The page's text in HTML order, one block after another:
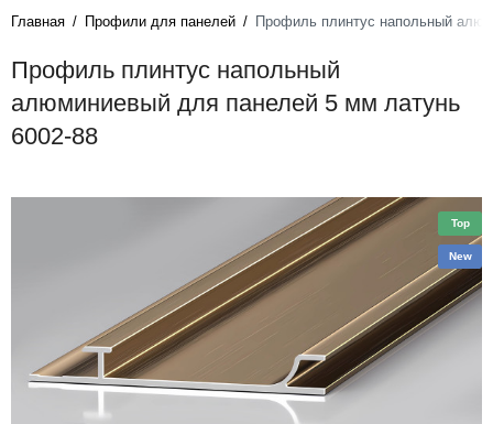
Главная Профили для панелей Профиль плинтус напольный
Профиль плинтус напольный
алюминиевый для панелей 5 мм латунь
6002-88
Top
New